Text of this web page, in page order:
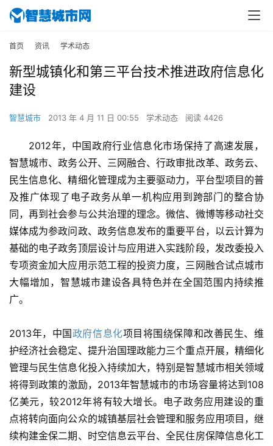
首页 资讯 学术动态
新型城镇化和第三平台技术推进政府信息化
建设
智慧城市 2013 年 4 月 11 日 00:55 学术动态 阅读 4426
2012年，中国政府行业信息化市场保持了高速发展，
智慧城市、政务公开、三网融合、行政审批改革、政务云、
民生信息化、精细化管理成为主要驱动力，平台型项目的普
及推广体现了电子政务从单一机构应用到跨部门的整合协
同，再到社会参与公共治理的理念。微信、微博等移动社交
媒体成为参政问政、政务信息发布的重要平台，以云计算为
基础的电子政务顶层设计与应用进入实践阶段，发改委投入
专项资金加大应用示范工程的投资力度，三网融合试点城市
大幅增加，智慧城市建设各具特色并在全国范围内持续推
广。
2013年，中国政府信息化项目将围绕保障和改善民生、维
护经济社会稳定、提升治国理政能力三个重点开展，精细化
管理与民生信息化投入持续加大，特别是智慧城市相关领域
将得到政策的激励，2013年智慧城市的市场容量将达到108
亿美元，较2012年将有较大增长。电子政务应用建设的重
点将转向面向公众的城镇基层社会管理和服务应用项目，继
续构建金保二期、时空信息云平台、全民住房保障信息化工